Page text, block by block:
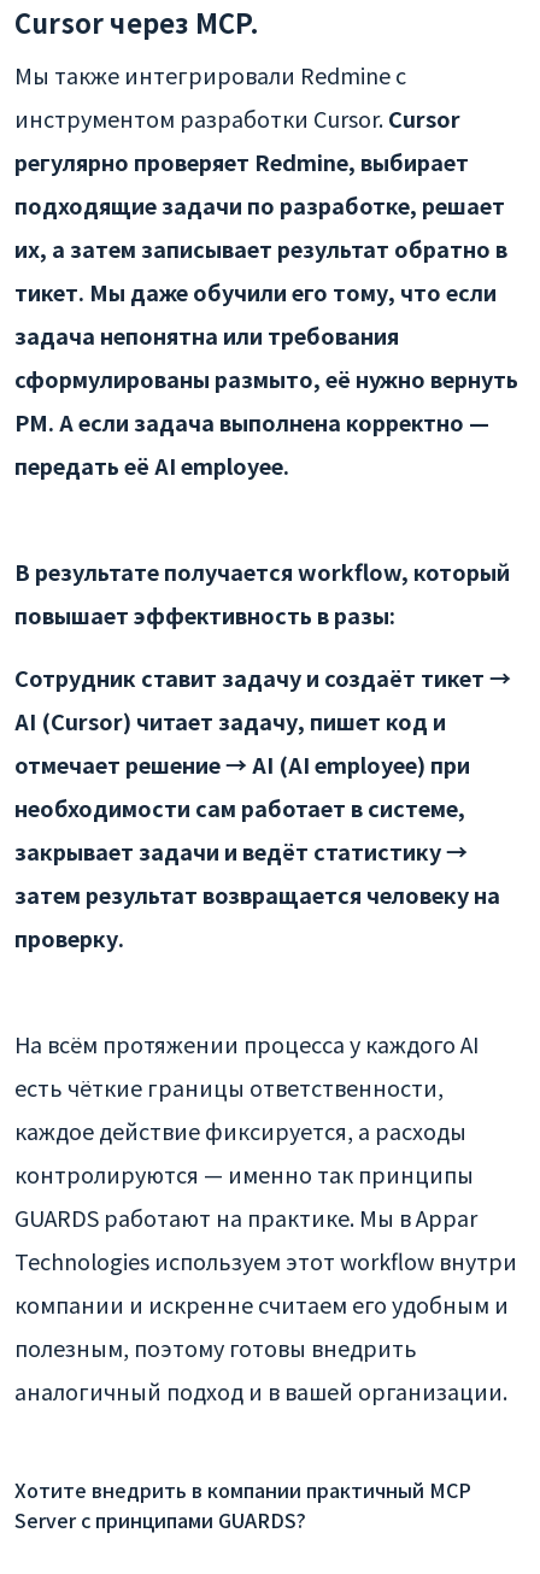
Cursor через MCP.
Мы также интегрировали Redmine с
инструментом разработки Cursor.Cursor
регулярно проверяет Redmine, выбирает
подходящие задачи по разработке, решает
их, а затем записывает результат обратно в
тикет. Мы даже обучили его тому, что если
задача непонятна или требования
сформулированы размыто, её нужно вернуть
PM. А если задача выполнена корректно —
передать её AI employee.
В результате получается workflow, который
повышает эффективность в разы:
Сотрудник ставит задачу и создаёт тикет →
AI (Cursor) читает задачу, пишет код и
отмечает решение → AI (AI employee) при
необходимости сам работает в системе,
закрывает задачи и ведёт статистику →
затем результат возвращается человеку на
проверку.
На всём протяжении процесса у каждого AI
есть чёткие границы ответственности,
каждое действие фиксируется, а расходы
контролируются — именно так принципы
GUARDS работают на практике. Мы в Appar
Technologies используем этот workflow внутри
компании и искренне считаем его удобным и
полезным, поэтому готовы внедрить
аналогичный подход и в вашей организации.
Хотите внедрить в компании практичный MCP
Server с принципами GUARDS?